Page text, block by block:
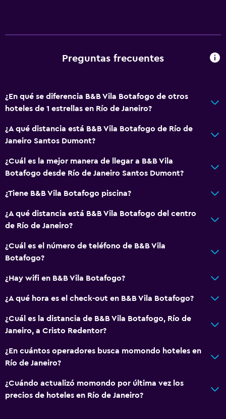
Preguntas frecuentes
¿En qué se diferencia B&B Vila Botafogo de otros
hoteles de 1 estrellas en Río de Janeiro?
¿A qué distancia está B&B Vila Botafogo de Río de
Janeiro Santos Dumont?
¿Cuál es la mejor manera de llegar a B&B Vila
Botafogo desde Río de Janeiro Santos Dumont?
¿Tiene B&B Vila Botafogo piscina?
¿A qué distancia está B&B Vila Botafogo del centro
de Río de Janeiro?
¿Cuál es el número de teléfono de B&B Vila
Botafogo?
¿Hay wifi en B&B Vila Botafogo?
¿A qué hora es el check-out en B&B Vila Botafogo?
¿Cuál es la distancia de B&B Vila Botafogo, Río de
Janeiro, a Cristo Redentor?
¿En cuántos operadores busca momondo hoteles en
Río de Janeiro?
¿Cuándo actualizó momondo por última vez los
precios de hoteles en Río de Janeiro?